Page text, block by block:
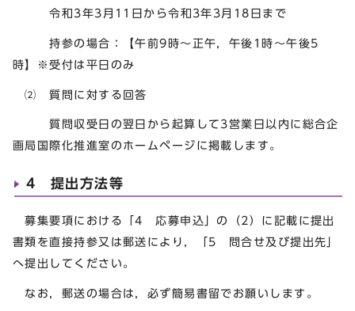
令和3年3月11日から令和3年3月18日まで
持参の場合：【午前9時～正午，午後1時～午後5
時】※受付は平日のみ
⑵ 質問に対する回答
質問収受日の翌日から起算して3営業日以内に総合企
画局国際化推進室のホームページに掲載します。
4 提出方法等
募集要項における「4 応募申込」の（2）に記載に提出
書類を直接持参又は郵送により，「5 問合せ及び提出先」
へ提出してください。
なお，郵送の場合は，必ず簡易書留でお願いします。